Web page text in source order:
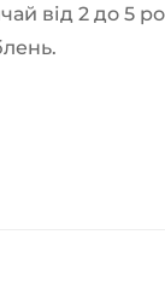
від 2 до 5